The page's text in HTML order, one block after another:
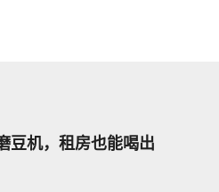
豆机，租房也能喝出